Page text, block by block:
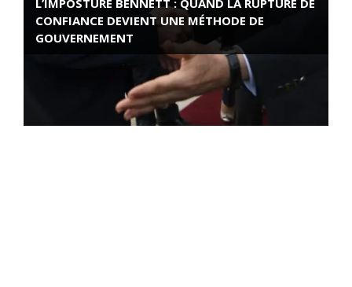
CONFIANCE DEVIENT UNE MÉTHODE DE
GOUVERNEMENT
ROSE VALLAND, HEROÏNE DE LA RESISTANCE